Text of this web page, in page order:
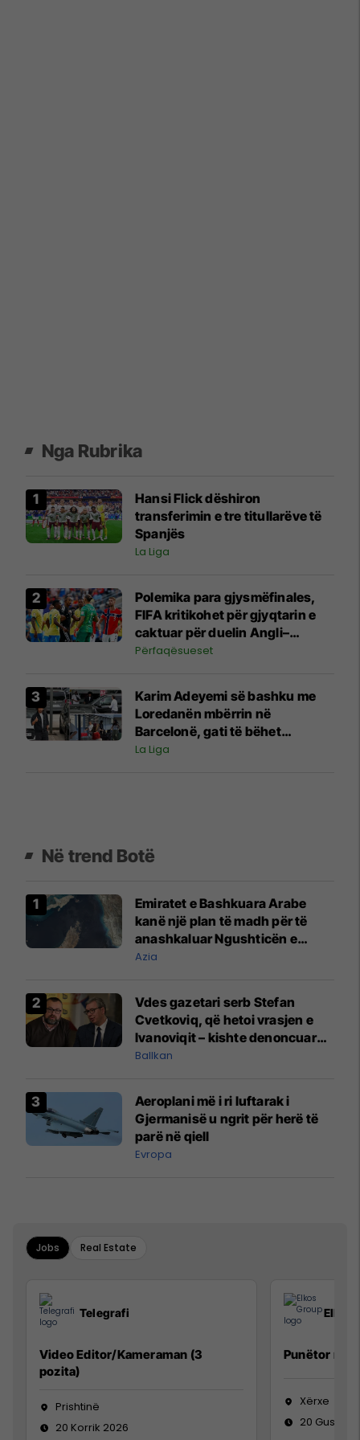
Nga Rubrika
Hansi Flick dëshiron
transferimin e tre titullarëve të
Spanjës
La Liga
Polemika para gjysmëfinales,
FIFA kritikohet për gjyqtarin e
caktuar për duelin Angli–
Argjentinë
Përfaqësueset
Karim Adeyemi së bashku me
Loredanën mbërrin në
Barcelonë, gati të bëhet
përforcimi i ri i katalanasve
La Liga
Në trend Botë
Emiratet e Bashkuara Arabe
kanë një plan të madh për të
anashkaluar Ngushticën e
Hormuzit
Azia
Vdes gazetari serb Stefan
Cvetkoviq, që hetoi vrasjen e
Ivanoviqit – kishte denoncuar
kërcënime ndaj vëllezërve
Ballkan
Aeroplani më i ri luftarak i
Gjermanisë u ngrit për herë të
parë në qiell
Evropa
Jobs Real Estate
Telegrafi
Video Editor/Kameraman (3
pozita)
Prishtinë
20 Korrik 2026
Elkos
Punëtor në
Xërxe
20 Gusht